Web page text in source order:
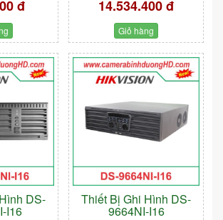
đ 14.534.400 đ
Giỏ hàng
DS-
I16
Thiết Bị Ghi Hình DS-
9664NI-I16